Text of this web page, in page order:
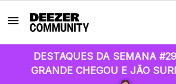
DESTAQUES DA SEMANA
GRANDE CHEGOU E JÃO